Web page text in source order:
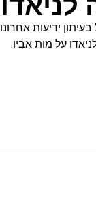
ידיעות
על מות אביו.